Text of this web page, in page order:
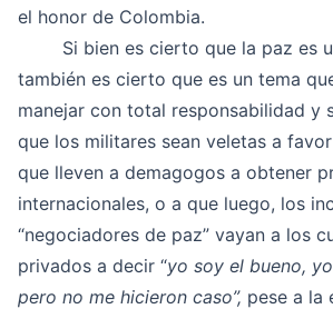
el honor de Colombia.
Si bien es cierto que la paz es
también es cierto que es un tema
manejar con total responsabilidad y
que los militares sean veletas a
que lleven a demagogos a obtener
internacionales, o a que luego, los
“negociadores de paz” vayan a los
privados a decir “yo soy el bueno,
pero no me hicieron caso”, pese a la